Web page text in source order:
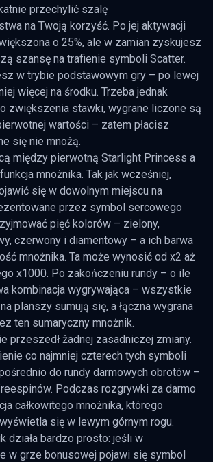
przechylić szalę
na Twoją korzyść. Po jej aktywacji
o 25%, ale w zamian zyskujesz
szansę na trafienie symboli Scatter.
w trybie podstawowym gry – po lewej
więcej na środku. Trzeba jednak
zwiększenia stawki, wygrane liczone są
wartości – zatem płacisz
się nie mnożą.
między pierwotną Starlight Princess a
mnożnika. Tak jak wcześniej,
się w dowolnym miejscu na
przez symbol sercowego
pięć kolorów – zielony,
czerwony i diamentowy – a ich barwa
mnożnika. Ta może wynosić od x2 aż
x1000. Po zakończeniu rundy – o ile
kombinacja wygrywająca – wszystkie
planszy sumują się, a łączna wygrana
ten sumaryczny mnożnik.
przeszedł żadnej zasadniczej zmiany.
co najmniej czterech tych symboli
do rundy darmowych obrotów –
Podczas rozgrywki za darmo
całkowitego mnożnika, którego
się w lewym górnym rogu.
działa bardzo prosto: jeśli w
w grze bonusowej pojawi się symbol